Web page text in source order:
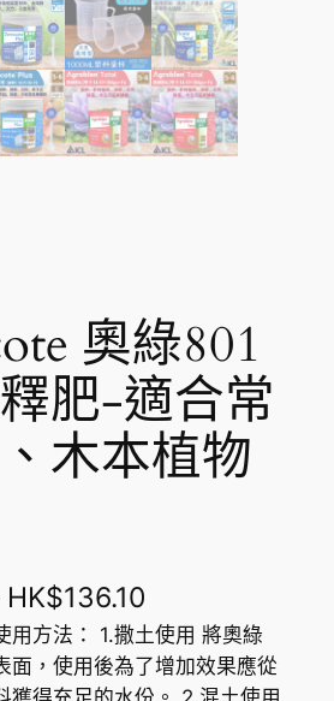
奧綠801
肥-適合常
木本植物
HK$136.10價
格
範
用方法： 1.撒土使用 將奧綠
面，使用後為了增加效果應從